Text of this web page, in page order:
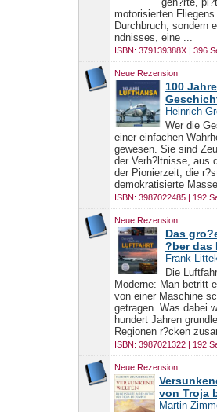
motorisierten
Durchbruch, sondern
ndnisses, eine ...
ISBN: 379139388X | 396
Neue Rezension
100
Heinrich
Wer die
einer einfachen
gewesen. Sie sind
der Verh?ltnisse, aus
der Pionierzeit, die
demokratisierte
ISBN: 3987022485 | 192
Neue Rezension
Das
?ber das
Frank
Die
Moderne: Man betritt
von einer Maschine
getragen. Was dabei
hundert Jahren
Regionen r?cken
ISBN: 3987021322 | 192
Neue Rezension
von Troja
Martin